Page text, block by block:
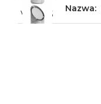
VHD315